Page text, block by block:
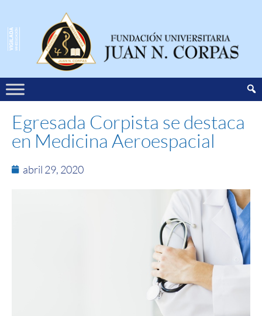
Egresada Corpista se destaca
en Medicina Aeroespacial
abril 29, 2020